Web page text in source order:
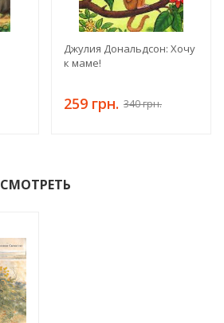
Джулия Дональдсон: Хочу
к маме!
259 грн. 340 грн.